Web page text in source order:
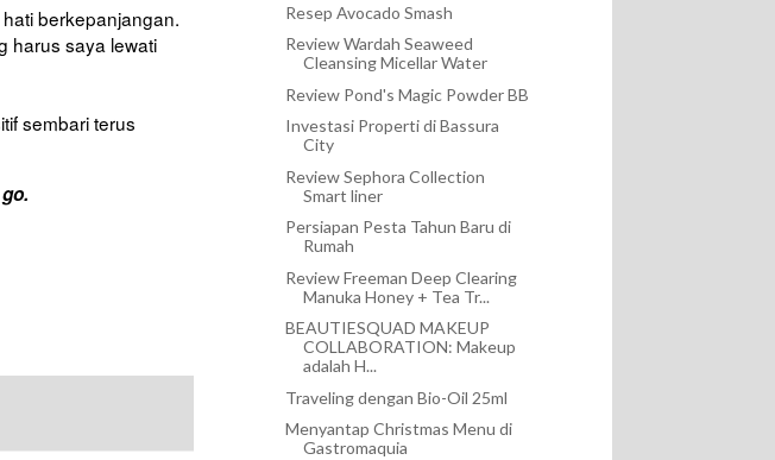
berkepanjangan.
harus saya lewati
sembari terus
Resep Avocado Smash
Review Wardah Seaweed
Cleansing Micellar Water
Review Pond's Magic Powder BB
Investasi Properti di Bassura
City
Review Sephora Collection
Smart liner
Persiapan Pesta Tahun Baru di
Rumah
Review Freeman Deep Clearing
Manuka Honey + Tea Tr...
BEAUTIESQUAD MAKEUP
COLLABORATION: Makeup
adalah H...
Traveling dengan Bio-Oil 25ml
Menyantap Christmas Menu di
Gastromaquia